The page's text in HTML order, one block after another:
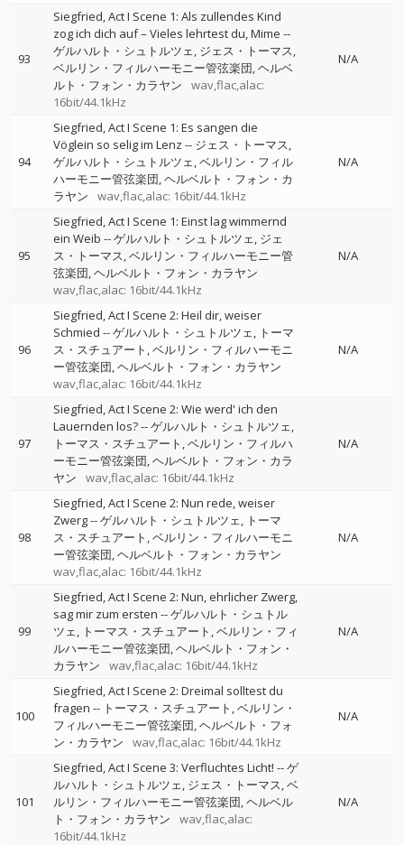
93
Siegfried, Act I Scene 1: Als zullendes Kind
zog ich dich auf – Vieles lehrtest du, Mime --
ゲルハルト・シュトルツェ ジェス・トーマス
ベルリン・フィルハーモニー管弦楽団 ヘルベ
ルト・フォン・カラヤン
wav,flac,alac:
16bit/44.1kHz
N/A
94
Siegfried, Act I Scene 1: Es sangen die
Vöglein so selig im Lenz -- ジェス・トーマス
ゲルハルト・シュトルツェ ベルリン・フィル
ハーモニー管弦楽団 ヘルベルト・フォン・カ
ラヤン
wav,flac,alac: 16bit/44.1kHz
N/A
95
Siegfried, Act I Scene 1: Einst lag wimmernd
ein Weib --ゲルハルト・シュトルツェ ジェ
ス・トーマス ベルリン・フィルハーモニー管
弦楽団 ヘルベルト・フォン・カラヤン
wav,flac,alac: 16bit/44.1kHz
N/A
96
Siegfried, Act I Scene 2: Heil dir, weiser
Schmied --ゲルハルト・シュトルツェ
トーマ
ス・スチュアート ベルリン・フィルハーモニ
ー管弦楽団 ヘルベルト・フォン・カラヤン
wav,flac,alac: 16bit/44.1kHz
N/A
97
Siegfried, Act I Scene 2: Wie werd' ich den
Lauernden los?--ゲルハルト・シュトルツェ
トーマス・スチュアート ベルリン・フィルハ
ーモニー管弦楽団 ヘルベルト・フォン・カラ
ヤン
wav,flac,alac: 16bit/44.1kHz
N/A
98
Siegfried, Act I Scene 2: Nun rede, weiser
Zwerg--ゲルハルト・シュトルツェ
トーマ
ス・スチュアート ベルリン・フィルハーモニ
ー管弦楽団 ヘルベルト・フォン・カラヤン
wav,flac,alac: 16bit/44.1kHz
N/A
99
Siegfried, Act I Scene 2: Nun, ehrlicher Zwerg,
sag mir zum ersten --ゲルハルト・シュトル
ツェ
トーマス・スチュアート ベルリン・フィ
ルハーモニー管弦楽団 ヘルベルト・フォン・
カラヤン
wav,flac,alac: 16bit/44.1kHz
N/A
100
Siegfried, Act I Scene 2: Dreimal solltest du
fragen -- トーマス・スチュアート ベルリン・
フィルハーモニー管弦楽団 ヘルベルト・フォ
ン・カラヤン
wav,flac,alac: 16bit/44.1kHz
N/A
101
Siegfried, Act I Scene 3: Verfluchtes Licht! --ゲ
ルハルト・シュトルツェ ジェス・トーマス ベ
ルリン・フィルハーモニー管弦楽団 ヘルベル
ト・フォン・カラヤン
wav,flac,alac:
16bit/44.1kHz
N/A